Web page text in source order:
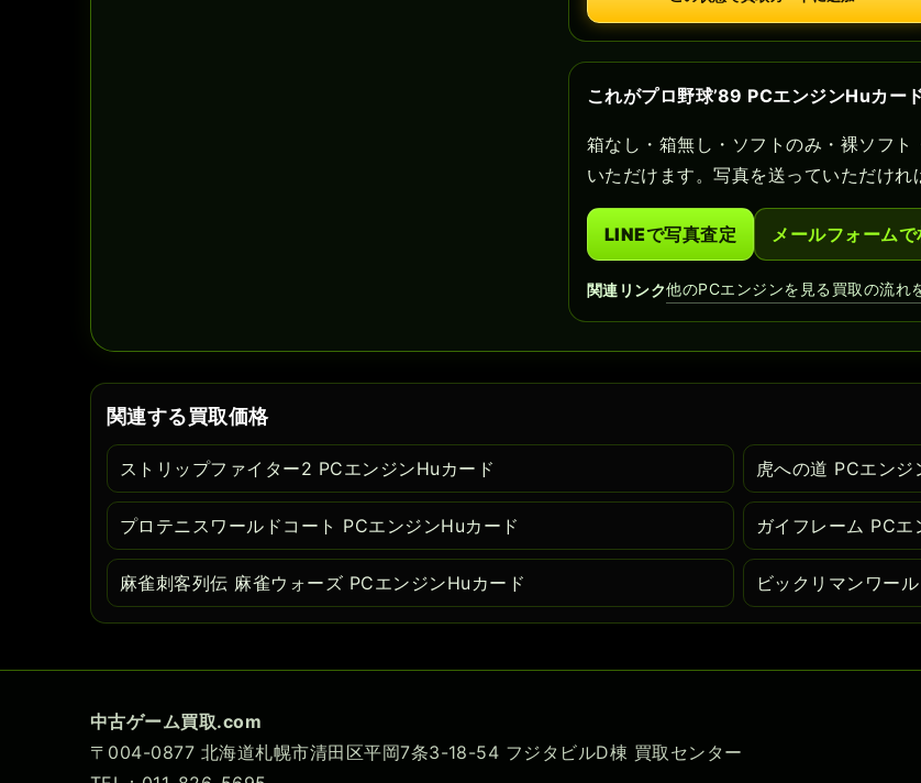
これがプロ野球’89 PCエンジンHuカー
箱なし・箱無し・ソフトのみ・裸ソフ
いただけます。写真を送っていただけれ
LINEで写真査定 メールフォーム
関連リンク他のPCエンジンを見る買取の流れ
関連する買取価格
ストリップファイター2 PCエンジンHuカード 虎への道 PCエンジ
プロテニスワールドコート PCエンジンHuカード ガイフレーム PCエ
麻雀刺客列伝 麻雀ウォーズ PCエンジンHuカード ビックリマンワー
中古ゲーム買取.com
〒004-0877 北海道札幌市清田区平岡7条3-18-54 フジタビルD棟 買取センター